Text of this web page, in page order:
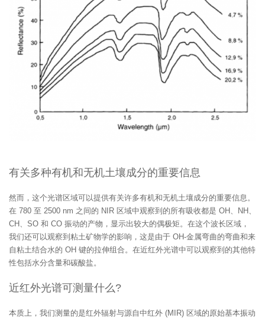
有关多种有机和无机土壤成分的重要信息
然而，这个光谱区域可以提供有关许多有机和无机土壤成分的重要信息。
在 780 至 2500 nm 之间的 NIR 区域中观察到的所有吸收都是 OH、NH、
CH、SO 和 CO 振动的产物，显示出较大的偶极矩。在这个波长区域，
我们还可以观察到粘土矿物学的影响，这是由于 OH-金属弯曲的弯曲和来
自粘土结合水的 OH 键的拉伸组合。在近红外光谱中可以观察到的其他特
性包括水分含量和碳酸盐。
近红外光谱可测量什么?
本质上，我们测量的是红外辐射与源自中红外 (MIR) 区域的原始基本振动